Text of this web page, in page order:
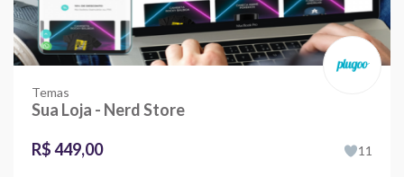
Temas
Sua Loja - Nerd Store
R$ 449,00
11